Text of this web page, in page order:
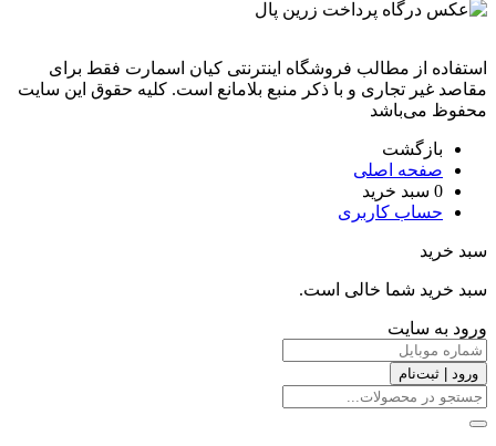
استفاده از مطالب فروشگاه اینترنتی کیان اسمارت فقط برای
مقاصد غیر تجاری و با ذکر منبع بلامانع است. کليه حقوق اين سايت
محفوظ می‌باشد
بازگشت
صفحه اصلی
0 سبد خرید
حساب کاربری
سبد خرید
سبد خرید شما خالی است.
ورود به سایت
ورود | ثبت‌نام